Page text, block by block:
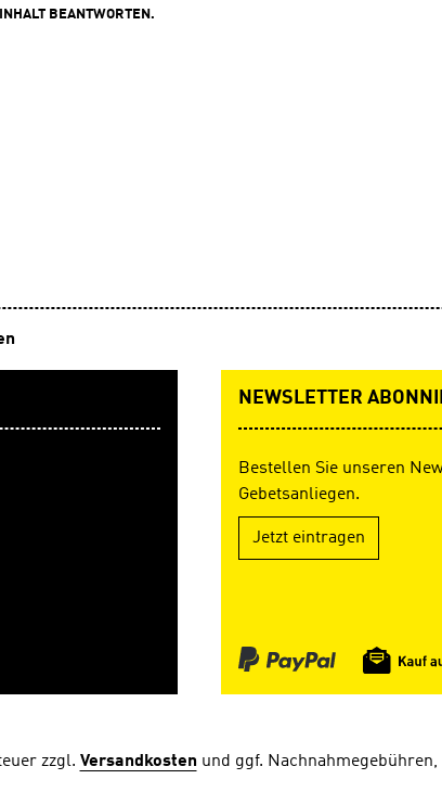
BEANTWORTEN.
NEWSLETTER
Bestellen Sie unseren
Gebetsanliegen.
Jetzt eintragen
zzgl. Versandkostenund ggf.